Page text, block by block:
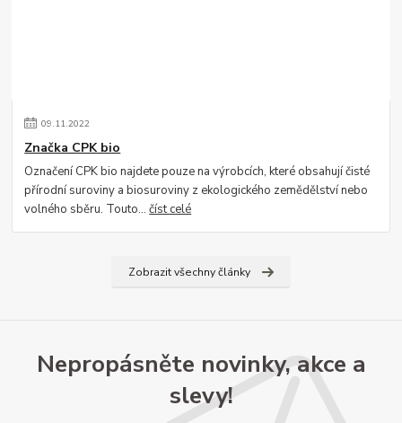
09.11.2022
Značka CPK bio
Označení CPK bio najdete pouze na výrobcích, které obsahují čisté
přírodní suroviny a biosuroviny z ekologického zemědělství nebo
volného sběru. Touto...číst celé
Zobrazit všechny články
Nepropásněte novinky, akce a
slevy!